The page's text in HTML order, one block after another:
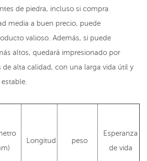
de piedra, incluso si compra
media a buen precio, puede
valioso. Además, si puede
altos, quedará impresionado por
alta calidad, con una larga vida útil y
Longitud peso
Esperanza
de vida